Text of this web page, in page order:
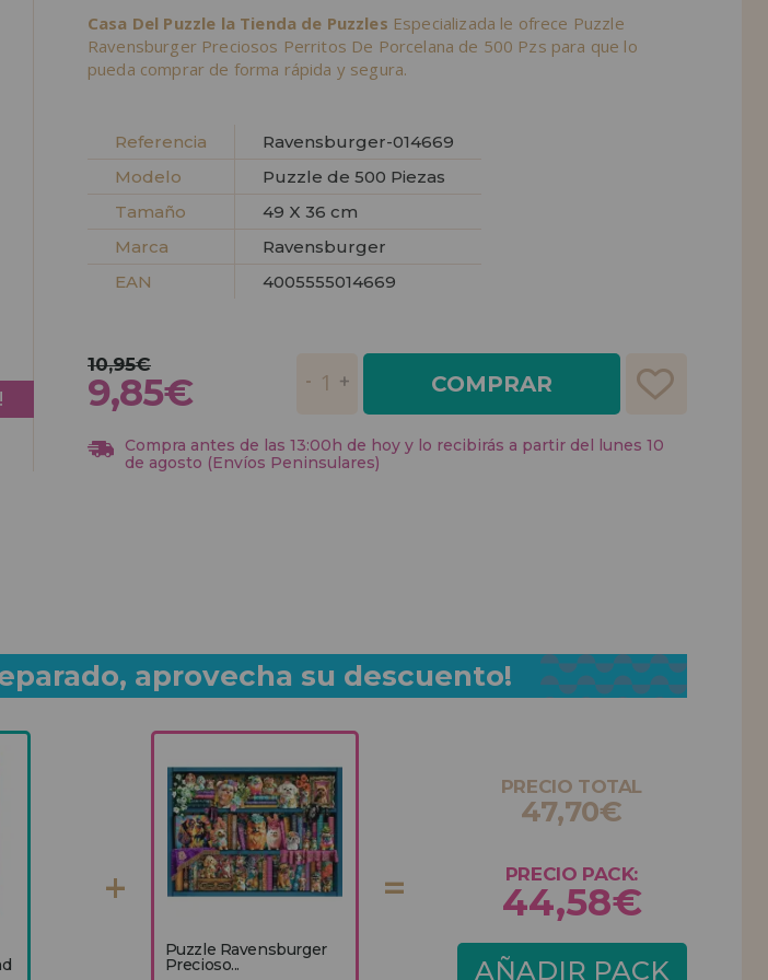
Casa Del Puzzle la Tienda de Puzzles Especializada le ofrece Puzzle
Ravensburger Preciosos Perritos De Porcelana de 500 Pzs para que lo
pueda comprar de forma rápida y segura.
Referencia
Ravensburger-014669
Modelo
Puzzle de 500 Piezas
Tamaño
49 X 36 cm
Marca
Ravensburger
EAN
4005555014669
10,95€
9,85€ COMPRAR
Compra antes de las 13:00h de hoy y lo recibirás a partir del lunes 10
de agosto (Envíos Peninsulares)
aprovecha su descuento!
Puzzle Ravensburger
Precioso...
PRECIO TOTAL
47,70€
PRECIO PACK:
44,58€
AÑADIR PACK